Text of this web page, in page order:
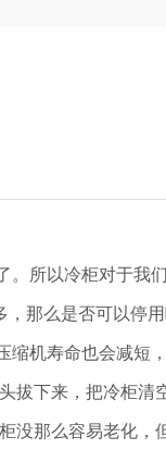
所以冷柜对于我
么是否可以停
机寿命也会减短
下来，把冷柜清
那么容易老化，